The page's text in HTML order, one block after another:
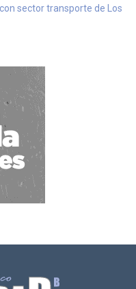
sector transporte de Los